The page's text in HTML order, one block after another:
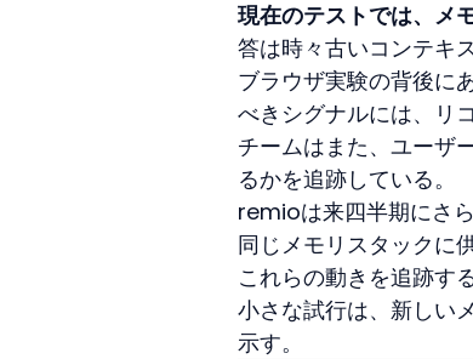
現在のテストでは、メ
答は時々古いコンテキ
ブラウザ実験の背後に
べきシグナルには、リ
チームはまた、ユーザ
るかを追跡している。
remioは来四半期にさ
同じメモリスタックに
これらの動きを追跡す
小さな試行は、新しい
示す。